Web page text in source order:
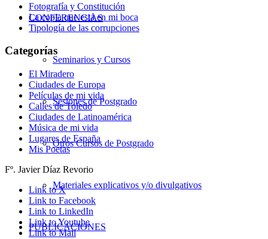
CONFERENCIAS
Seminarios y Cursos
Sesiones de Postgrado
Otros Cursos de Postgrado
Materiales explicativos y/o divulgativos
PUBLICACIONES
Fotografía y Constitución
La copla que está en mi boca
Tipología de las corrupciones
Categorías
El Miradero
Ciudades de Europa
Películas de mi vida
Calles de Toledo
Ciudades de Latinoamérica
Música de mi vida
Lugares de España
Mis Poetas
Fº. Javier Díaz Revorio
Link to X
Link to Facebook
Link to LinkedIn
Link to Youtube
Link to Mail